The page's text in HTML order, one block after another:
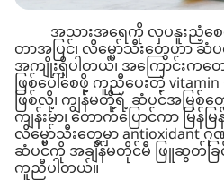
အသားအရေကို လှပနူးညံ့စေ
တာအပြင်၊ လိမ္မော်သီးတွေဟာ
အကျိုးရှိပါတယ်၊ အကြောင်းကတေ
ဖြစ်ပေါ်စေဖို့ ကူညီပေးတဲ့
ဖြစ်လို့၊ ကျွန်မတို့ရဲ့ ဆံပင်အမြစ်တွ
ကျန်းမာ၊ တောက်ပြောင်ကာ မြ
လိမ္မော်သီးတွေမှာ antioxidant
ဆံပင်ကို အချိန်မတိုင်မီ ဖြူဆွတ်ခ
ကူညီပါတယ်။